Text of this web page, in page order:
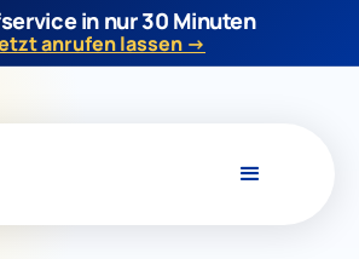
in nur 30 Minuten
anrufen lassen →